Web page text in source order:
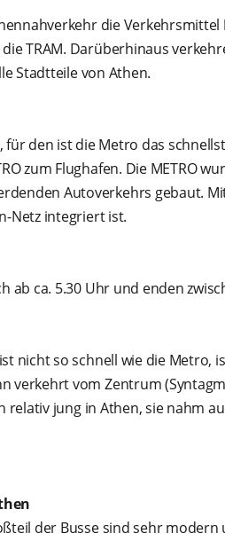
die Verkehrsmittel
TRAM. Darüberhinaus
Stadtteile von Athen.
den ist die Metro das
zum Flughafen. Die METRO
Autoverkehrs gebaut.
Netz integriert ist.
ab ca. 5.30 Uhr und enden
nicht so schnell wie die Metro,
verkehrt vom Zentrum
relativ jung in Athen, sie nahm
der Busse sind sehr